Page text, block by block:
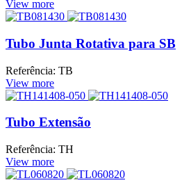
View more
Tubo Junta Rotativa para SB
Referência: TB
View more
Tubo Extensão
Referência: TH
View more